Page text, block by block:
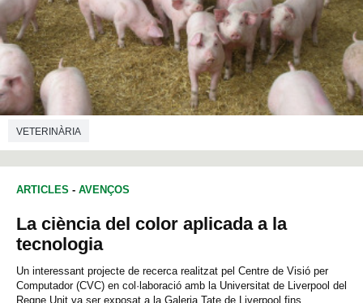
VETERINÀRIA
ARTICLES - AVENÇOS
La ciència del color aplicada a la
tecnologia
Un interessant projecte de recerca realitzat pel Centre de Visió per
Computador (CVC) en col·laboració amb la Universitat de Liverpool del
Regne Unit va ser exposat a la Galeria Tate de Liverpool fins